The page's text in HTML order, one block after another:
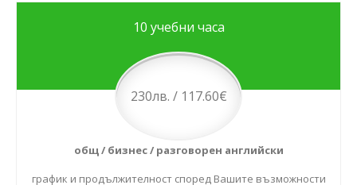
10 учебни часа
230лв. / 117.60€
общ / бизнес / разговорен английски
график и продължителност според Вашите възможности